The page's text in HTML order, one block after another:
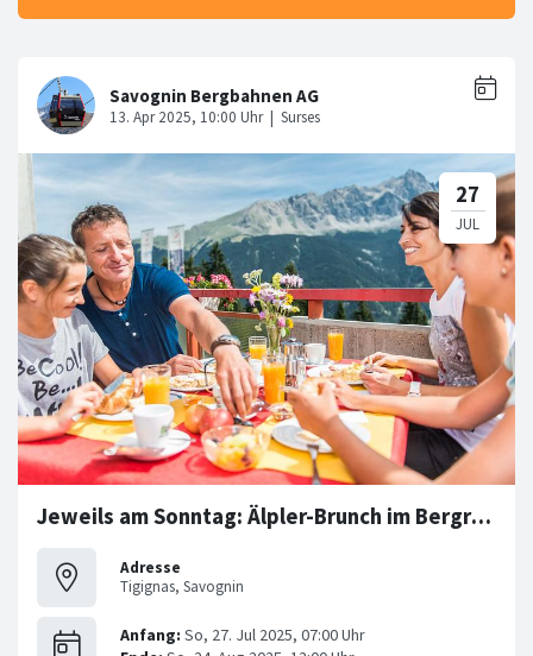
Jeweils am Sonntag: Älpler-Brunch im Bergrestaurant Tigignas
Adresse
Tigignas, Savognin